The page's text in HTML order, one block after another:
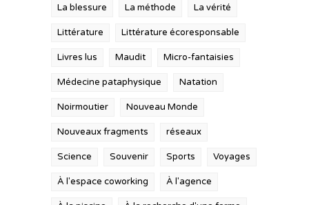
La blessure La méthode La vérité
Littérature Littérature écoresponsable
Livres lus Maudit Micro-fantaisies
Médecine pataphysique Natation
Noirmoutier Nouveau Monde
Nouveaux fragments réseaux
Science Souvenir Sports Voyages
À l'espace coworking À l'agence